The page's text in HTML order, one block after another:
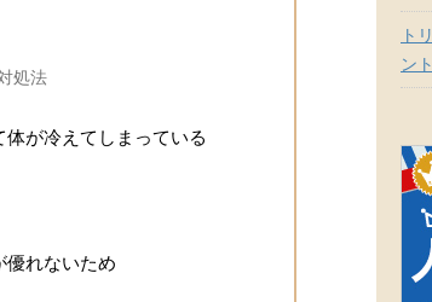
処法
が冷えてしまっている
れないため
ト
ン